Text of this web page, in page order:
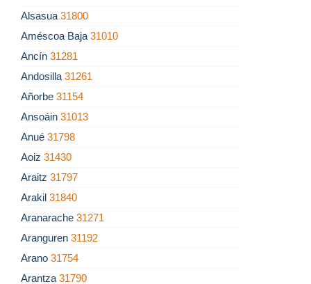
Alsasua 31800
Améscoa Baja 31010
Ancín 31281
Andosilla 31261
Añorbe 31154
Ansoáin 31013
Anué 31798
Aoiz 31430
Araitz 31797
Arakil 31840
Aranarache 31271
Aranguren 31192
Arano 31754
Arantza 31790